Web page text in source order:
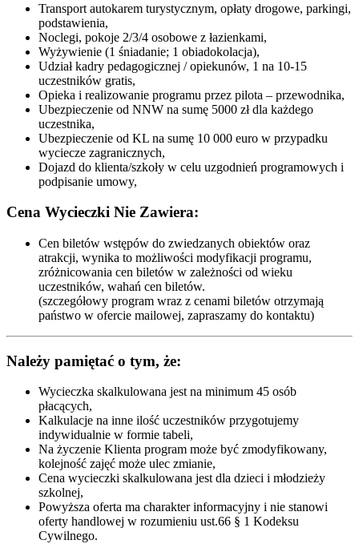
Transport autokarem turystycznym, opłaty drogowe, parkingi,
podstawienia,
Noclegi, pokoje 2/3/4 osobowe z łazienkami,
Wyżywienie (1 śniadanie; 1 obiadokolacja),
Udział kadry pedagogicznej / opiekunów, 1 na 10-15
uczestników gratis,
Opieka i realizowanie programu przez pilota – przewodnika,
Ubezpieczenie od NNW na sumę 5000 zł dla każdego
uczestnika,
Ubezpieczenie od KL na sumę 10 000 euro w przypadku
wyciecze zagranicznych,
Dojazd do klienta/szkoły w celu uzgodnień programowych i
podpisanie umowy,
Cena Wycieczki Nie Zawiera:
Cen biletów wstępów do zwiedzanych obiektów oraz
atrakcji, wynika to możliwości modyfikacji programu,
zróżnicowania cen biletów w zależności od wieku
uczestników, wahań cen biletów.
(szczegółowy program wraz z cenami biletów otrzymają
państwo w ofercie mailowej, zapraszamy do kontaktu)
Należy pamiętać o tym, że:
Wycieczka skalkulowana jest na minimum 45 osób
płacących,
Kalkulacje na inne ilość uczestników przygotujemy
indywidualnie w formie tabeli,
Na życzenie Klienta program może być zmodyfikowany,
kolejność zajęć może ulec zmianie,
Cena wycieczki skalkulowana jest dla dzieci i młodzieży
szkolnej,
Powyższa oferta ma charakter informacyjny i nie stanowi
oferty handlowej w rozumieniu ust.66 § 1 Kodeksu
Cywilnego.